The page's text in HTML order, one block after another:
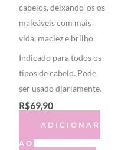
cabelos, deixando-os os
maleáveis com mais
vida, maciez e brilho.
Indicado para todos os
tipos de cabelo. Pode
ser usado diariamente.
R$69,90
ADICIONAR
AO